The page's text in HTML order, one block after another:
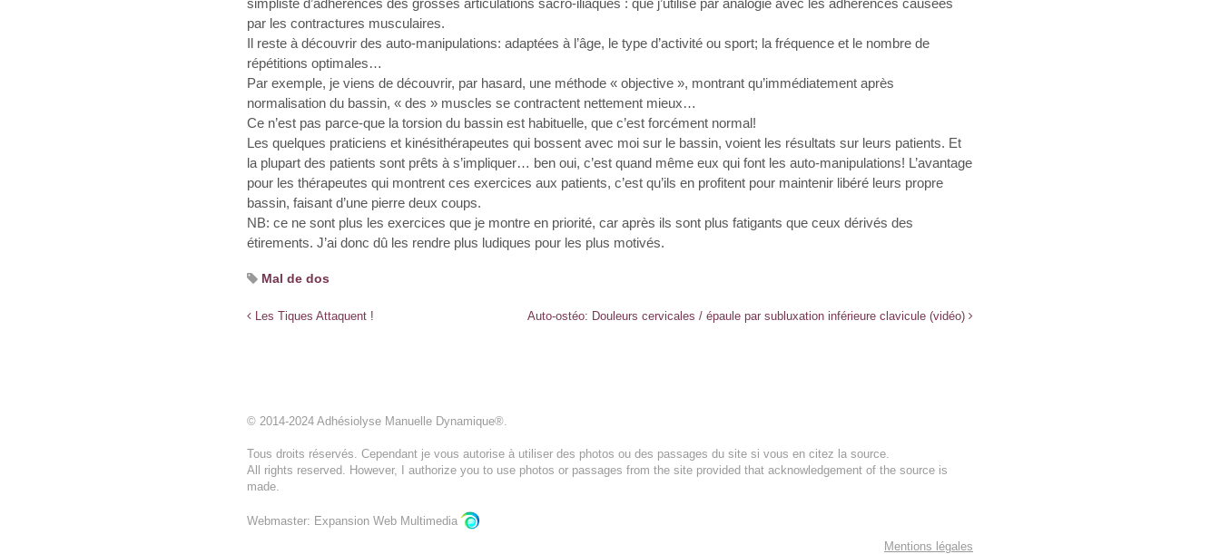
simpliste d’adhérences des grosses articulations sacro-iliaques : que j’utilise par analogie avec les adhérences causées
par les contractures musculaires.
Il reste à découvrir des auto-manipulations: adaptées à l’âge, le type d’activité ou sport; la fréquence et le nombre de
répétitions optimales…
Par exemple, je viens de découvrir, par hasard, une méthode « objective », montrant qu’immédiatement après
normalisation du bassin, « des » muscles se contractent nettement mieux…
Ce n’est pas parce-que la torsion du bassin est habituelle, que c’est forcément normal!
Les quelques praticiens et kinésithérapeutes qui bossent avec moi sur le bassin, voient les résultats sur leurs patients. Et
la plupart des patients sont prêts à s’impliquer… ben oui, c’est quand même eux qui font les auto-manipulations! L’avantage
pour les thérapeutes qui montrent ces exercices aux patients, c’est qu’ils en profitent pour maintenir libéré leurs propre
bassin, faisant d’une pierre deux coups.
NB: ce ne sont plus les exercices que je montre en priorité, car après ils sont plus fatigants que ceux dérivés des
étirements. J’ai donc dû les rendre plus ludiques pour les plus motivés.
Mal de dos
Les Tiques Attaquent ! Auto-ostéo: Douleurs cervicales / épaule par subluxation inférieure clavicule (vidéo)
© 2014-2024 Adhésiolyse Manuelle Dynamique®.
Tous droits réservés. Cependant je vous autorise à utiliser des photos ou des passages du site si vous en citez la source.
All rights reserved. However, I authorize you to use photos or passages from the site provided that acknowledgement of the source is
made.
Webmaster: Expansion Web Multimedia
Mentions légales